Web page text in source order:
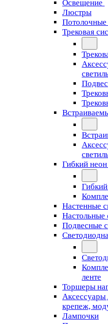
Освещение
Люстры
Потолочные
Трековая
Гибкий неон
Настенные
Настольные
Подвесные
ленте
Торшеры
Аксессуары
крепеж,
Лампочки